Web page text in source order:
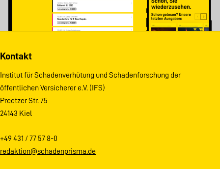
Kontakt
Institut für Schadenverhütung und Schadenforschung der
öffentlichen Versicherer e.V. (IFS)
Preetzer Str. 75
24143 Kiel
+49 431 / 77 57 8-0
redaktion@schadenprisma.de